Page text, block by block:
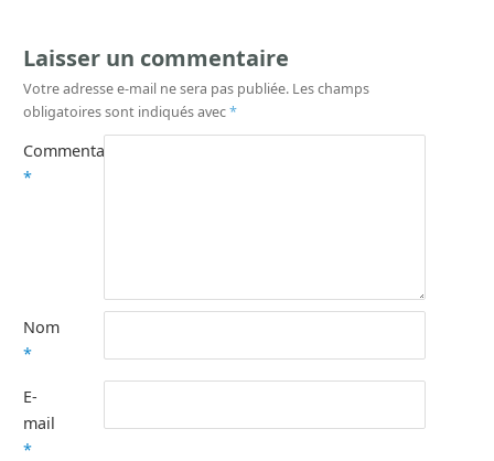
Laisser un commentaire
Votre adresse e-mail ne sera pas publiée. Les champs
obligatoires sont indiqués avec*
Commentaire
*
Nom
*
E-
mail
*